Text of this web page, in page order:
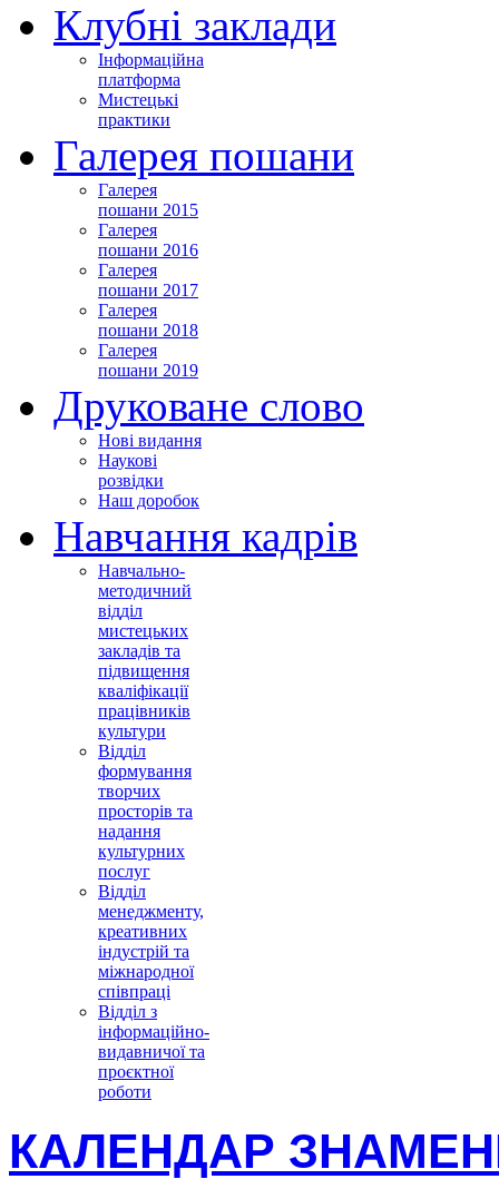
Клубні заклади
Інформаційна
платформа
Мистецькі
практики
Галерея пошани
Галерея
пошани 2015
Галерея
пошани 2016
Галерея
пошани 2017
Галерея
пошани 2018
Галерея
пошани 2019
Друковане слово
Нові видання
Наукові
розвідки
Наш доробок
Навчання кадрів
Навчально-
методичний
відділ
мистецьких
закладів та
підвищення
кваліфікації
працівників
культури
Відділ
формування
творчих
просторів та
надання
культурних
послуг
Відділ
менеджменту,
креативних
індустрій та
міжнародної
співпраці
Відділ з
інформаційно-
видавничої та
проєктної
роботи
КАЛЕНДАР